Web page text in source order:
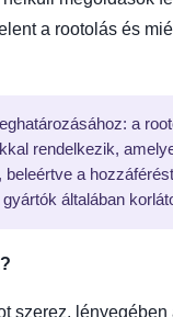
a rootolás és
a
rendelkezik,
a
általában
szerez,